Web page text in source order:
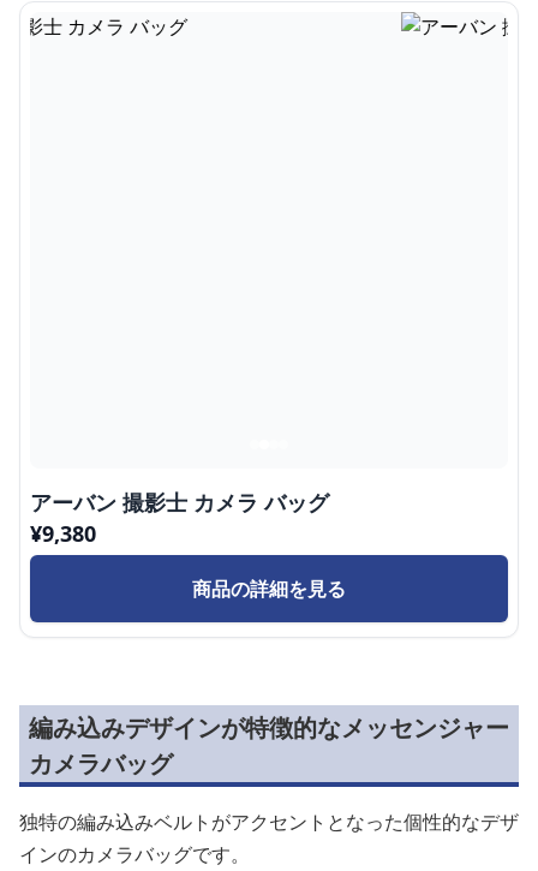
アーバン 撮影士 カメラ バッグ
¥9,380
商品の詳細を見る
編み込みデザインが特徴的なメッセンジャー
カメラバッグ
独特の編み込みベルトがアクセントとなった個性的なデザ
インのカメラバッグです。